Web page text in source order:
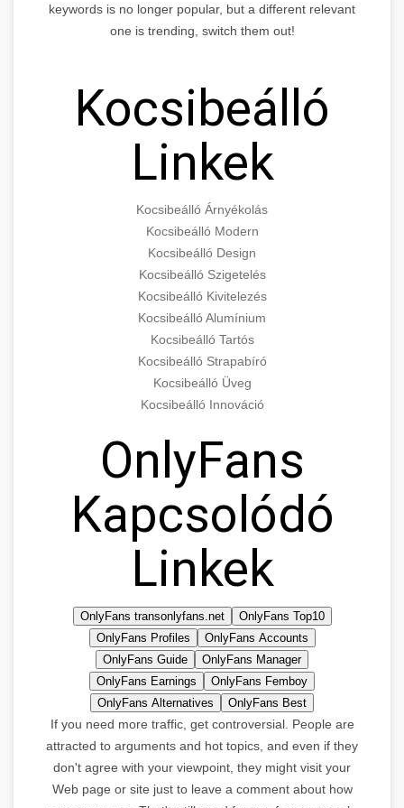
keywords is no longer popular, but a different relevant
one is trending, switch them out!
Kocsibeálló
Linkek
Kocsibeálló Árnyékolás
Kocsibeálló Modern
Kocsibeálló Design
Kocsibeálló Szigetelés
Kocsibeálló Kivitelezés
Kocsibeálló Alumínium
Kocsibeálló Tartós
Kocsibeálló Strapabíró
Kocsibeálló Üveg
Kocsibeálló Innováció
OnlyFans
Kapcsolódó
Linkek
OnlyFans transonlyfans.net
OnlyFans Top10
OnlyFans Profiles
OnlyFans Accounts
OnlyFans Guide
OnlyFans Manager
OnlyFans Earnings
OnlyFans Femboy
OnlyFans Alternatives
OnlyFans Best
If you need more traffic, get controversial. People are
attracted to arguments and hot topics, and even if they
don't agree with your viewpoint, they might visit your
Web page or site just to leave a comment about how